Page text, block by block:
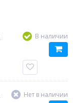
В наличии
Нет в наличии